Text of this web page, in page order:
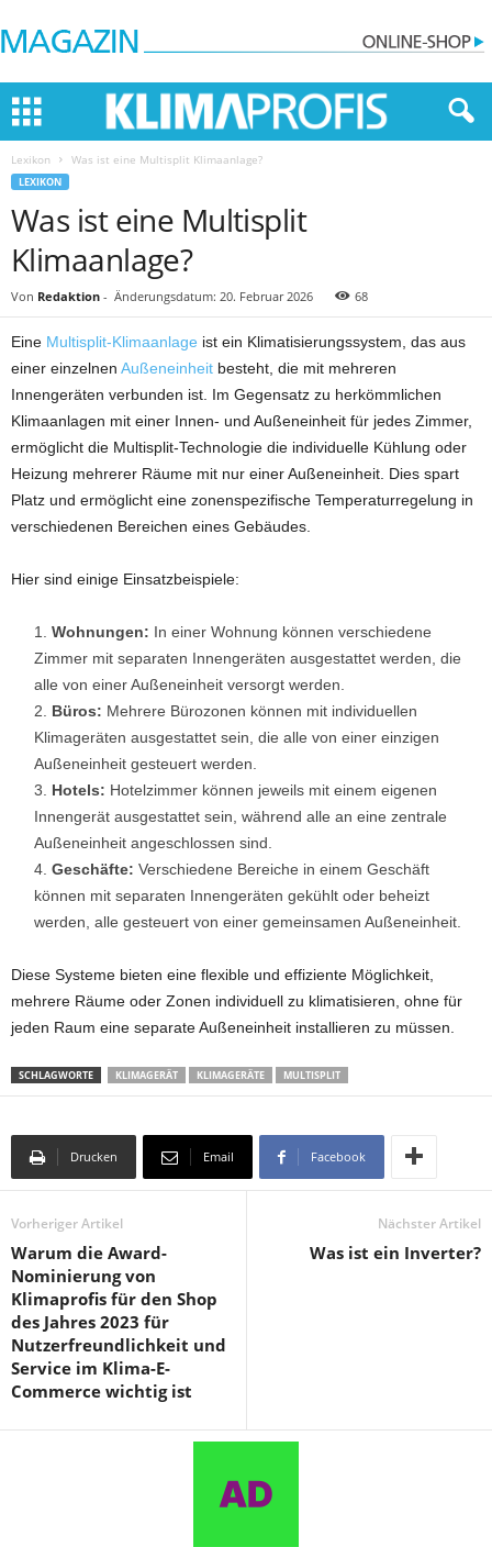
Lexikon Was ist eine Multisplit Klimaanlage?
LEXIKON
Was ist eine Multisplit
Klimaanlage?
Von Redaktion - Änderungsdatum: 20. Februar 2026 68
Eine Multisplit-Klimaanlage ist ein Klimatisierungssystem, das aus
einer einzelnen Außeneinheit besteht, die mit mehreren
Innengeräten verbunden ist. Im Gegensatz zu herkömmlichen
Klimaanlagen mit einer Innen- und Außeneinheit für jedes Zimmer,
ermöglicht die Multisplit-Technologie die individuelle Kühlung oder
Heizung mehrerer Räume mit nur einer Außeneinheit. Dies spart
Platz und ermöglicht eine zonenspezifische Temperaturregelung in
verschiedenen Bereichen eines Gebäudes.
Hier sind einige Einsatzbeispiele:
Wohnungen: In einer Wohnung können verschiedene
Zimmer mit separaten Innengeräten ausgestattet werden, die
alle von einer Außeneinheit versorgt werden.
Büros: Mehrere Bürozonen können mit individuellen
Klimageräten ausgestattet sein, die alle von einer einzigen
Außeneinheit gesteuert werden.
Hotels: Hotelzimmer können jeweils mit einem eigenen
Innengerät ausgestattet sein, während alle an eine zentrale
Außeneinheit angeschlossen sind.
Geschäfte: Verschiedene Bereiche in einem Geschäft
können mit separaten Innengeräten gekühlt oder beheizt
werden, alle gesteuert von einer gemeinsamen Außeneinheit.
Diese Systeme bieten eine flexible und effiziente Möglichkeit,
mehrere Räume oder Zonen individuell zu klimatisieren, ohne für
jeden Raum eine separate Außeneinheit installieren zu müssen.
SCHLAGWORTE KLIMAGERÄT KLIMAGERÄTE MULTISPLIT
Drucken Email Facebook
Vorheriger Artikel
Warum die Award-
Nominierung von
Klimaprofis für den Shop
des Jahres 2023 für
Nutzerfreundlichkeit und
Service im Klima-E-
Commerce wichtig ist
Nächster Artikel
Was ist ein Inverter?